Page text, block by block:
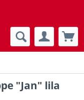
"Jan" lila